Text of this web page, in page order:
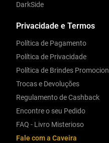
Privacidade e Termos
Política de Pagamento
Política de Privacidade
Política de Brindes
Trocas e Devoluções
Regulamento de Cashback
Encontre o seu Pedido
FAQ - Livro Misterioso
Fale com a Caveira
DarkSide